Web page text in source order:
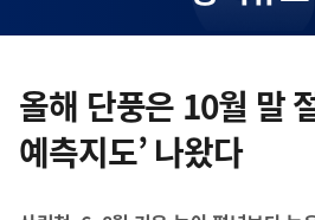
텐
츠
영
올해 단풍은 10월 말
예측지도’ 나왔다